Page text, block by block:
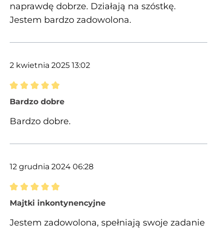
naprawdę dobrze. Działają na szóstkę.
Jestem bardzo zadowolona.
2 kwietnia 2025 13:02
Recenzja z oceną 5 spośród 5 gwiazdek
Bardzo dobre
Bardzo dobre.
12 grudnia 2024 06:28
Recenzja z oceną 5 spośród 5 gwiazdek
Majtki inkontynencyjne
Jestem zadowolona, spełniają swoje zadanie